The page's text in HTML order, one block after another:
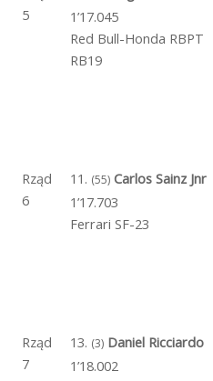
5
1’17.045
Red Bull-Honda RBPT
RB19
Rząd
6
11. (55) Carlos Sainz Jnr
1’17.703
Ferrari SF-23
Rząd
7
13. (3) Daniel Ricciardo
1’18.002